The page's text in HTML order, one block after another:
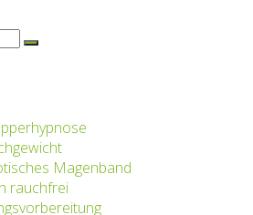
Suchen
Magenband
rauchfrei